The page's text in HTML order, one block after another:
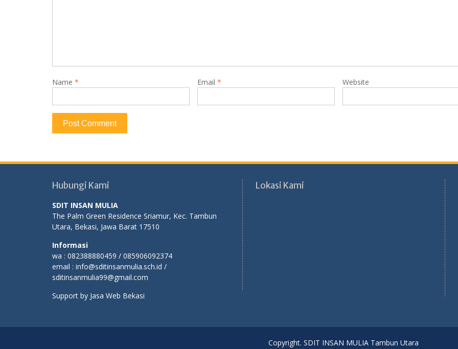
Name * Email * Website
Hubungi Kami
SDIT INSAN MULIA
The Palm Green Residence Sriamur, Kec. Tambun
Utara, Bekasi, Jawa Barat 17510
Informasi
wa : 082388880459 / 085906092374
email : info@sditinsanmulia.sch.id /
sditinsanmulia99@gmail.com
Support by Jasa Web Bekasi
Lokasi Kami
Copyright. SDIT INSAN MULIA Tambun Utara